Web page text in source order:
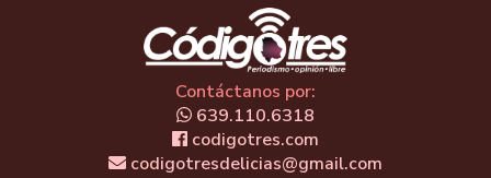
Contáctanos por:
639.110.6318
codigotres.com
codigotresdelicias@gmail.com